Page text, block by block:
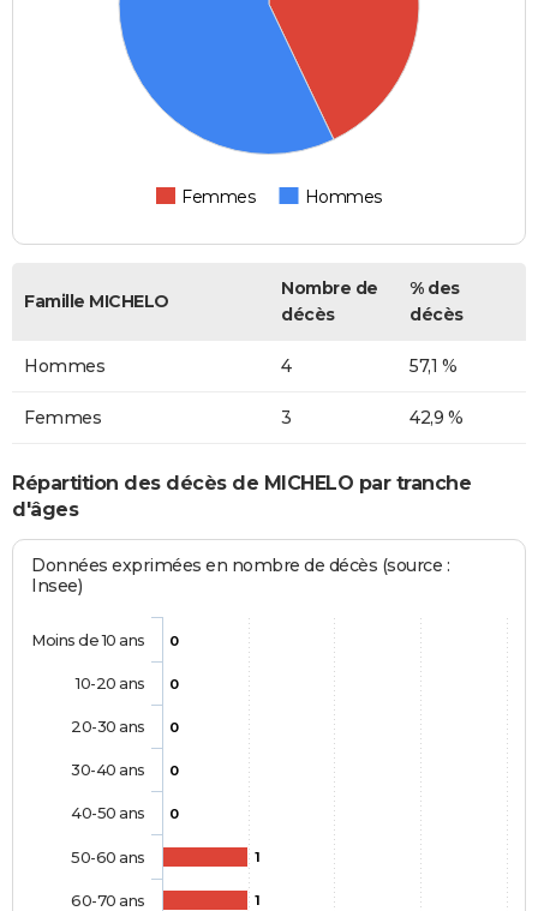
Femmes Hommes
Famille MICHELO
Nombre de
décès
% des
décès
Hommes 4 57,1 %
Femmes 3 42,9 %
Répartition des décès de MICHELO par tranche
d'âges
Données exprimées en nombre de décès (source :
Insee)
0
0
0
0
0
1
1
Moins de 10 ans
10-20 ans
20-30 ans
30-40 ans
40-50 ans
50-60 ans
60-70 ans